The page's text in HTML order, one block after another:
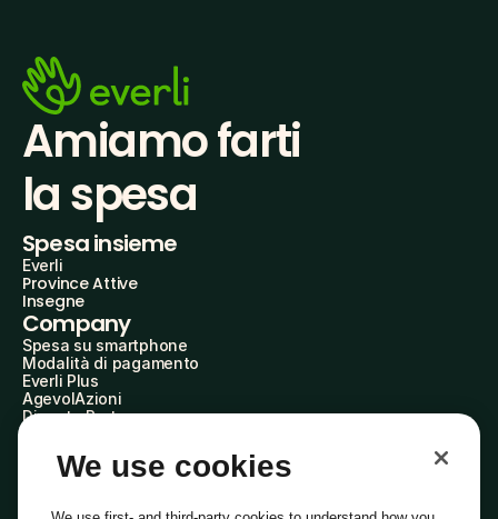
Amiamo farti
la spesa
Spesa insieme
Everli
Province Attive
Insegne
Company
Spesa su smartphone
Modalità di pagamento
Everli Plus
AgevolAzioni
Diventa Partner
Everli Shoppers
About Us
Everli News
We use cookies